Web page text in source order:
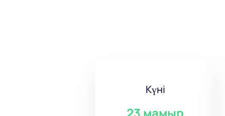
Күні
23 мамыр